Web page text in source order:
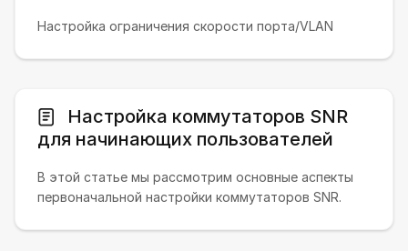
Настройка ограничения скорости порта/VLAN
Настройка коммутаторов SNR
для начинающих пользователей
В этой статье мы рассмотрим основные аспекты
первоначальной настройки коммутаторов SNR.